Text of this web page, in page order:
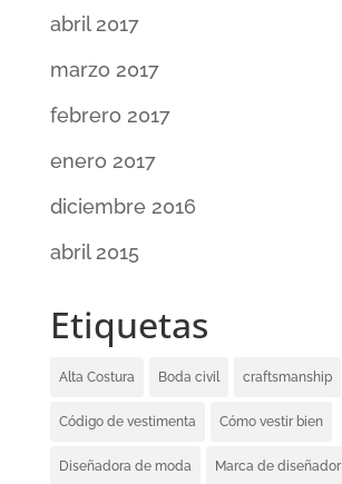
abril 2017
marzo 2017
febrero 2017
enero 2017
diciembre 2016
abril 2015
Etiquetas
Alta Costura Boda civil craftsmanship
Código de vestimenta Cómo vestir bien
Diseñadora de moda Marca de diseñador